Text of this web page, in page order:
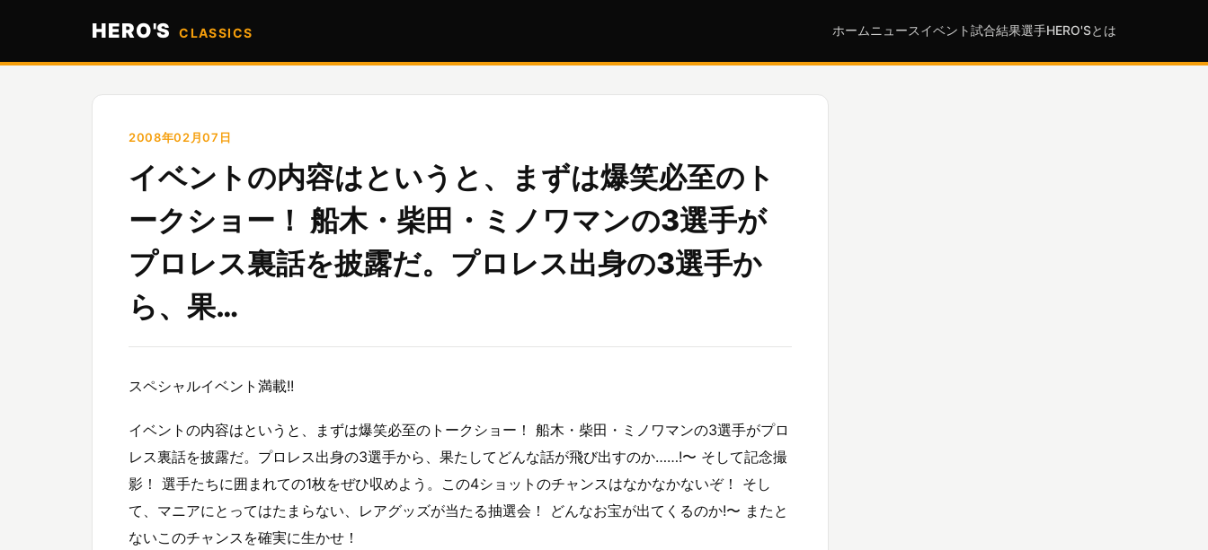
HERO'S CLASSICS ホーム ニュースイベント試合結果選手HERO'Sとは
2008年02月07日
イベントの内容はというと、まずは爆笑必至のト
ークショー！ 船木・柴田・ミノワマンの3選手が
プロレス裏話を披露だ。プロレス出身の3選手か
ら、果…
スペシャルイベント満載!!
イベントの内容はというと、まずは爆笑必至のトークショー！ 船木・柴田・ミノワマンの3選手がプロ
レス裏話を披露だ。プロレス出身の3選手から、果たしてどんな話が飛び出すのか……!〜 そして記念撮
影！ 選手たちに囲まれての1枚をぜひ収めよう。この4ショットのチャンスはなかなかないぞ！ そし
て、マニアにとってはたまらない、レアグッズが当たる抽選会！ どんなお宝が出てくるのか!〜 またと
ないこのチャンスを確実に生かせ！